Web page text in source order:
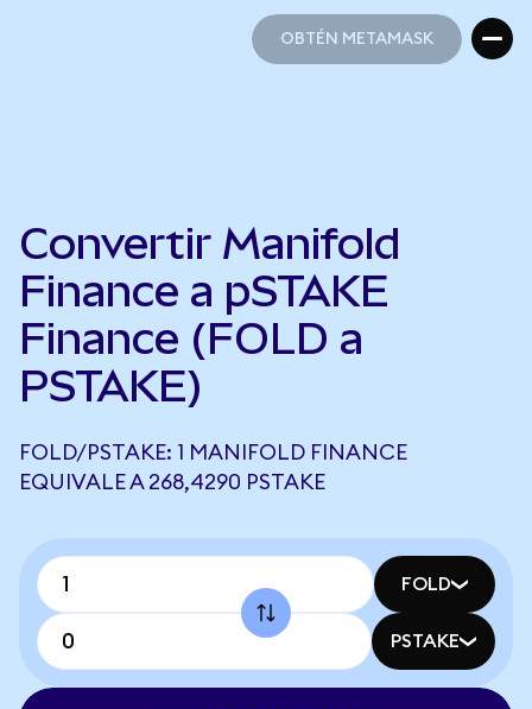
OBTÉN METAMASK
Convertir Manifold
Finance a pSTAKE
Finance (FOLD a
PSTAKE)
FOLD/PSTAKE: 1 MANIFOLD FINANCE
EQUIVALE A 268,4290 PSTAKE
FOLD
PSTAKE